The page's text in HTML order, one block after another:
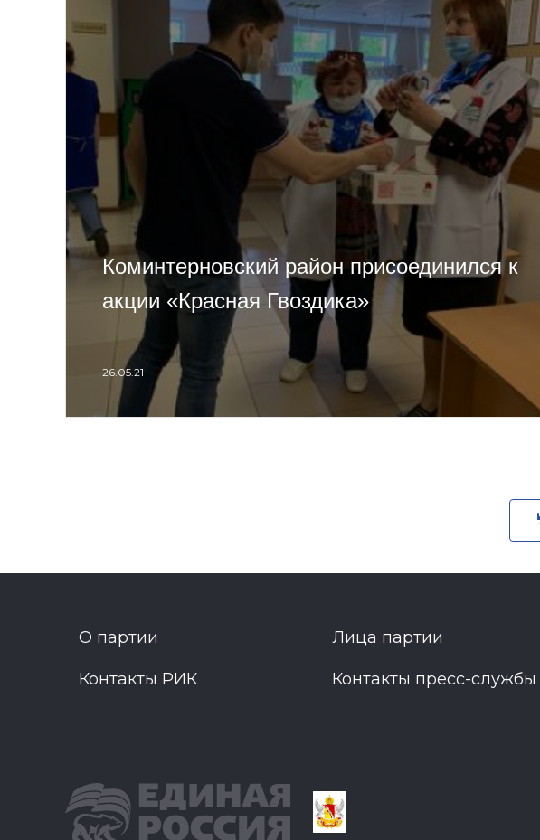
Коминтерновский район присоединился к
акции «Красная Гвоздика»
26.05.21
О партии Лица партии
Контакты РИК Контакты пресс-службы